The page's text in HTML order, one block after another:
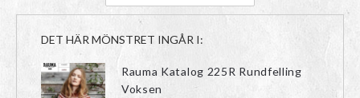
DET HÄR MÖNSTRET INGÅR I:
Rauma Katalog 225R Rundfelling
Voksen